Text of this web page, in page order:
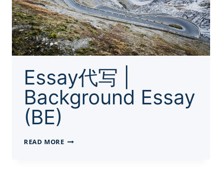
Essay代写 |
Background Essay
(BE)
READ MOREESSAY